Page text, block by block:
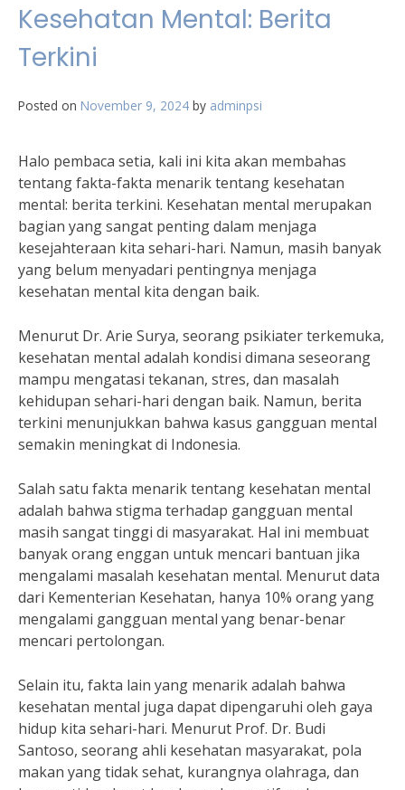
Kesehatan Mental: Berita
Terkini
Posted on November 9, 2024 by adminpsi
Halo pembaca setia, kali ini kita akan membahas
tentang fakta-fakta menarik tentang kesehatan
mental: berita terkini. Kesehatan mental merupakan
bagian yang sangat penting dalam menjaga
kesejahteraan kita sehari-hari. Namun, masih banyak
yang belum menyadari pentingnya menjaga
kesehatan mental kita dengan baik.
Menurut Dr. Arie Surya, seorang psikiater terkemuka,
kesehatan mental adalah kondisi dimana seseorang
mampu mengatasi tekanan, stres, dan masalah
kehidupan sehari-hari dengan baik. Namun, berita
terkini menunjukkan bahwa kasus gangguan mental
semakin meningkat di Indonesia.
Salah satu fakta menarik tentang kesehatan mental
adalah bahwa stigma terhadap gangguan mental
masih sangat tinggi di masyarakat. Hal ini membuat
banyak orang enggan untuk mencari bantuan jika
mengalami masalah kesehatan mental. Menurut data
dari Kementerian Kesehatan, hanya 10% orang yang
mengalami gangguan mental yang benar-benar
mencari pertolongan.
Selain itu, fakta lain yang menarik adalah bahwa
kesehatan mental juga dapat dipengaruhi oleh gaya
hidup kita sehari-hari. Menurut Prof. Dr. Budi
Santoso, seorang ahli kesehatan masyarakat, pola
makan yang tidak sehat, kurangnya olahraga, dan